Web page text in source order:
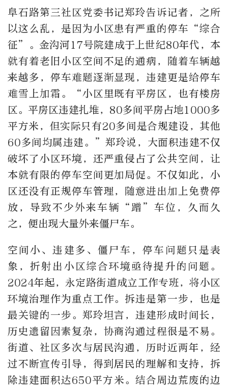
阜石路第三社区党委书记郑玲告诉记者，之所
以这么乱，是因为小区患有严重的停车“综合
征”。金沟河17号院建成于上世纪80年代，本
就有着老旧小区空间不足的通病，随着车辆越
来越多，停车难题逐渐显现，违建更是给停车
难雪上加霜。“小区里既有平房区，也有楼房
区。平房区违建扎堆，80多间平房占地1000多
平方米，但实际只有20多间是合规建设，其他
60多间均属违建。”郑玲说，大面积违建不仅
破坏了小区环境，还严重侵占了公共空间，让
本就有限的停车空间更加局促。不仅如此，小
区还没有正规停车管理，随意进出加上免费停
放，导致不少外来车辆“蹭”车位，久而久
之，便出现大量外来僵尸车。
空间小、违建多、僵尸车，停车问题只是表
象，折射出小区综合环境亟待提升的问题。
2024年起，永定路街道成立工作专班，将小区
环境治理作为重点工作。拆违是第一步，也是
最关键的一步。郑玲坦言，违建形成时间长，
历史遗留因素复杂，协商沟通过程很是不易。
街道、社区多次与居民沟通，历时近两年，经
过不断宣传引导，得到居民的理解和支持，拆
除违建面积达650平方米。结合周边荒废的边